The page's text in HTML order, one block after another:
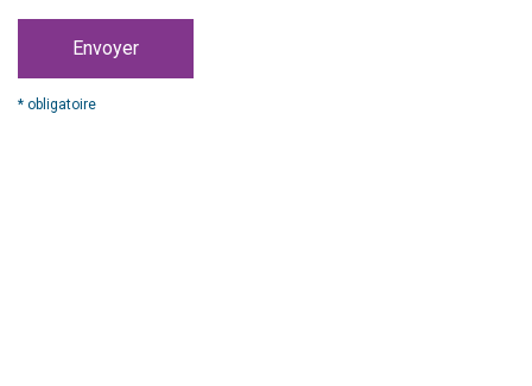
Envoyer
* obligatoire